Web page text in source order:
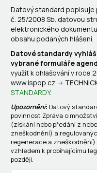
Datový standard popisuje
č. 25/2008 Sb. datovou
elektronického
obsahu podaných hlášení.
Datové standardy
vybrané formuláře
využít k ohlašování v roce
www.ispop.cz ->
STANDARDY.
Upozornění: Datový
povinnost Zpráva o
(získání nebo předání z
zneškodnění) a
regenerace a zneškodnění)
vzhledem k probíhajícímu
později.